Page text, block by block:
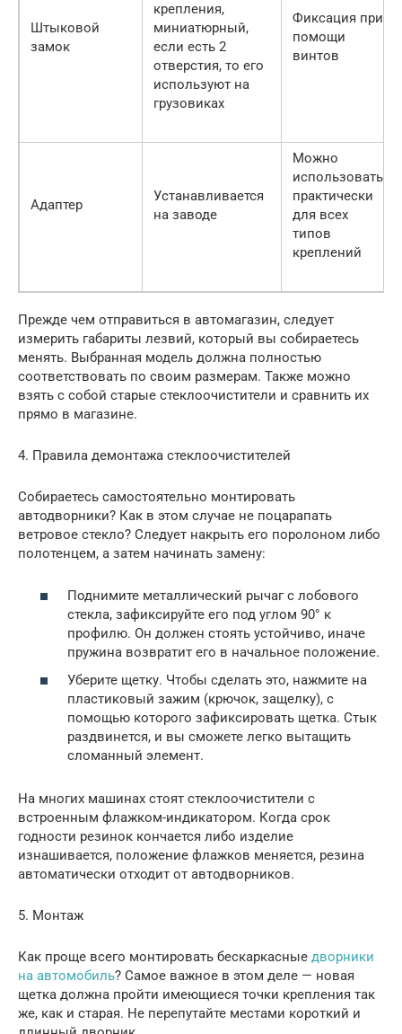
Штыковой
замок
крепления,
миниатюрный,
если есть 2
отверстия, то его
используют на
грузовиках
Фиксация при
помощи
винтов
Адаптер
Устанавливается
на заводе
Можно
использовать
практически
для всех
типов
креплений
Прежде чем отправиться в автомагазин, следует
измерить габариты лезвий, который вы собираетесь
менять. Выбранная модель должна полностью
соответствовать по своим размерам. Также можно
взять с собой старые стеклоочистители и сравнить их
прямо в магазине.
4. Правила демонтажа стеклоочистителей
Собираетесь самостоятельно монтировать
автодворники? Как в этом случае не поцарапать
ветровое стекло? Следует накрыть его поролоном либо
полотенцем, а затем начинать замену:
Поднимите металлический рычаг с лобового
стекла, зафиксируйте его под углом 90° к
профилю. Он должен стоять устойчиво, иначе
пружина возвратит его в начальное положение.
Уберите щетку. Чтобы сделать это, нажмите на
пластиковый зажим (крючок, защелку), с
помощью которого зафиксировать щетка. Стык
раздвинется, и вы сможете легко вытащить
сломанный элемент.
На многих машинах стоят стеклоочистители с
встроенным флажком-индикатором. Когда срок
годности резинок кончается либо изделие
изнашивается, положение флажков меняется, резина
автоматически отходит от автодворников.
5. Монтаж
Как проще всего монтировать бескаркасные дворники
на автомобиль? Самое важное в этом деле — новая
щетка должна пройти имеющиеся точки крепления так
же, как и старая. Не перепутайте местами короткий и